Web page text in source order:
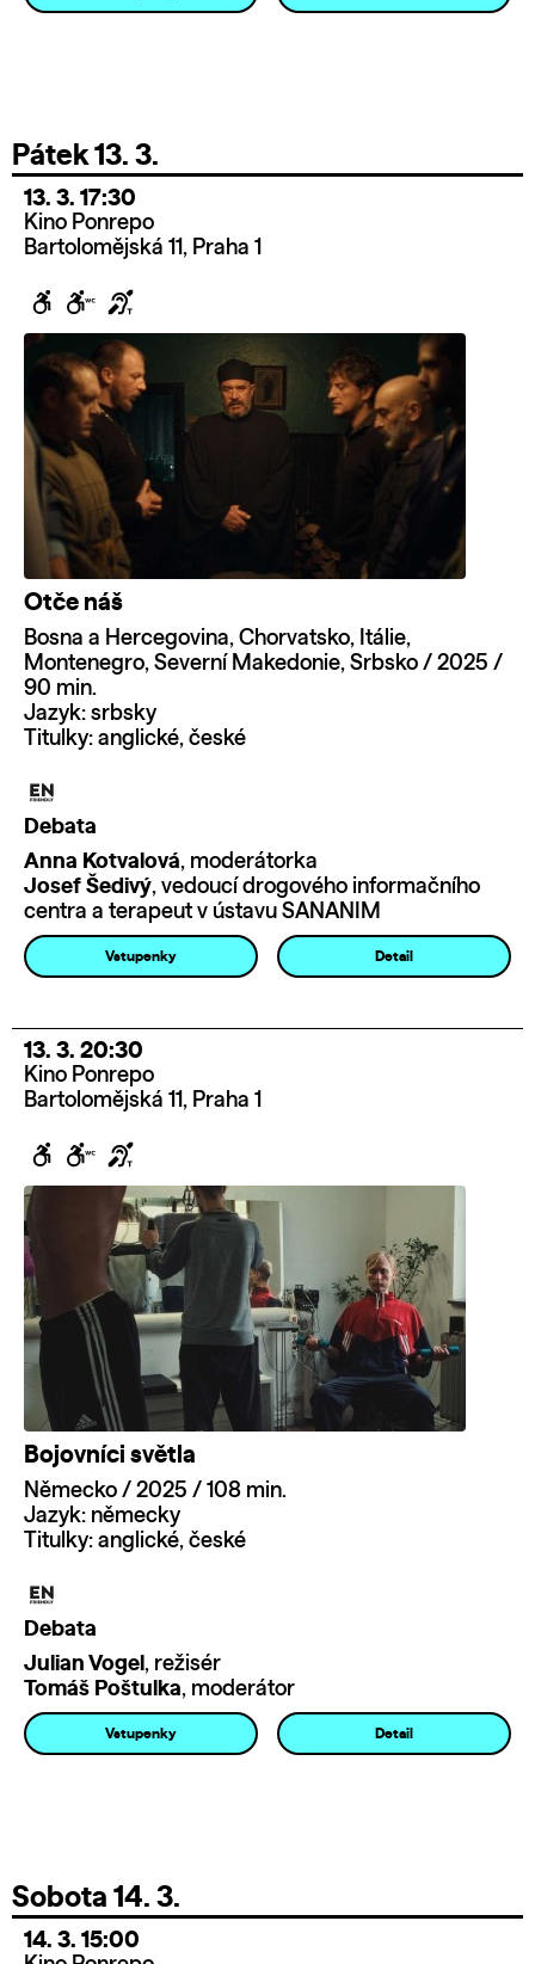
Pátek 13. 3.
13. 3. 17:30
Kino Ponrepo
Bartolomějská 11, Praha 1
Otče náš
Bosna a Hercegovina, Chorvatsko, Itálie,
Montenegro, Severní Makedonie, Srbsko / 2025 /
90 min.
Jazyk: srbsky
Titulky: anglické, české
Debata
Anna Kotvalová, moderátorka
Josef Šedivý, vedoucí drogového informačního
centra a terapeut v ústavu SANANIM
Vstupenky Detail
13. 3. 20:30
Kino Ponrepo
Bartolomějská 11, Praha 1
Bojovníci světla
Německo / 2025 / 108 min.
Jazyk: německy
Titulky: anglické, české
Debata
Julian Vogel , režisér
Tomáš Poštulka, moderátor
Vstupenky Detail
Sobota 14. 3.
14. 3. 15:00